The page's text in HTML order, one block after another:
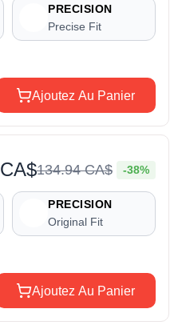
PRECISION
Precise Fit
Ajoutez Au Panier
CA$134.94CA$ -38%
PRECISION
Original Fit
Ajoutez Au Panier